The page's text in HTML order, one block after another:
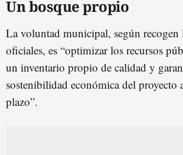
Un bosque propio
La voluntad municipal, según recogen
oficiales, es “optimizar los recursos
un inventario propio de calidad y
sostenibilidad económica del proyecto
plazo”.